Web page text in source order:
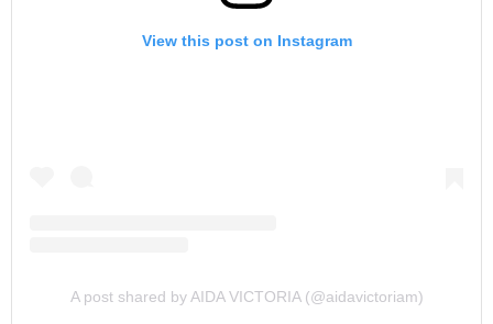
View this post on Instagram
A post shared by AIDA VICTORIA (@aidavictoriam)